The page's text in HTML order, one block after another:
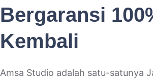
Bergaransi
Kembali
Amsa Studio adalah satu-satunya